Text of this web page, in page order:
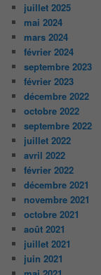
juillet 2025
mai 2024
mars 2024
février 2024
septembre 2023
février 2023
décembre 2022
octobre 2022
septembre 2022
juillet 2022
avril 2022
février 2022
décembre 2021
novembre 2021
octobre 2021
août 2021
juillet 2021
juin 2021